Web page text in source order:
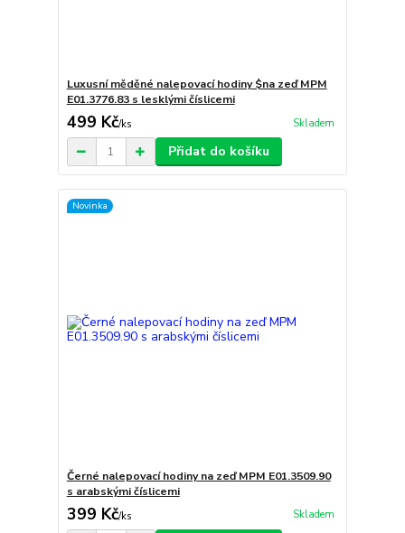
Luxusní měděné nalepovací hodiny $na zeď MPM
E01.3776.83 s lesklými číslicemi
499 Kč/ks Skladem
Přidat do košíku
Novinka
Černé nalepovací hodiny na zeď MPM E01.3509.90
s arabskými číslicemi
399 Kč/ks Skladem